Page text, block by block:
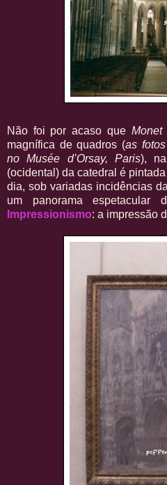
Não foi por acaso que Monet
magnífica de quadros (as
no Musée d’Orsay, Paris),
(ocidental) da catedral é
dia, sob variadas incidências
um panorama espetacular
Impressionismo: a impressão